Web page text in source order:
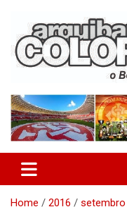
content
Home 2016 setembro